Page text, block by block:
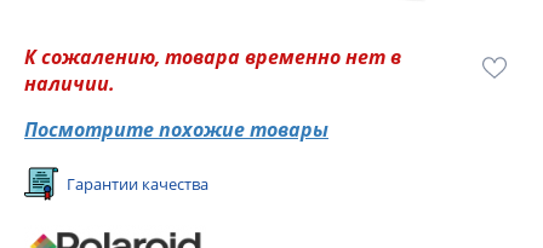
К сожалению, товара временно нет в
наличии.
Посмотрите похожие товары
Гарантии качества